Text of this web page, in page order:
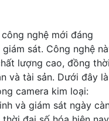
nghệ mới đáng
sát. Công nghệ
lượng cao, đồng
và tài sản. Dưới đây là
camera kim loại:
và giám sát ngày